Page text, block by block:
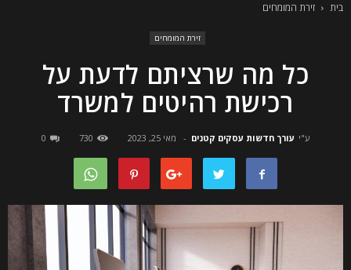
בית זירת המומחים
זירת המומחים
כל מה שרציתם לדעת על
רכישת רהיטים למשרד
ע"י עורך חדשות עסקים קטנים - מאי 25, 2023 730
0